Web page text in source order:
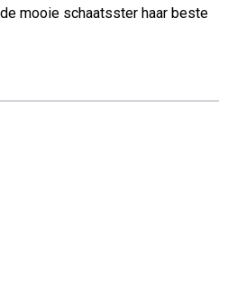
mooie schaatsster haar beste